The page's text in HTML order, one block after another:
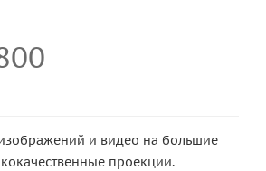
и видео на большие
проекции.